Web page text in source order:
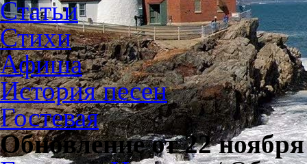
Статьи
Стихи
Афиша
История песен
Гостевая
Обновление от 22 ноября